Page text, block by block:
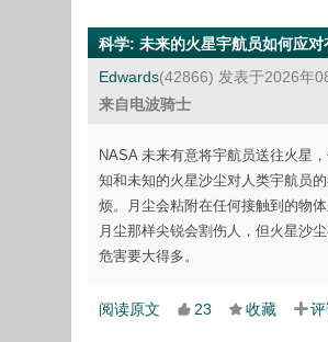
科学: 未来的火星宇航员如何应对
Edwards(42866) 发表于2026年
来自电波骑士
NASA 未来有意将宇航员送往火星
知和未知的火星沙尘对人类宇航员
烦。月尘会粘附在任何接触到的物
月尘那样尖锐会割伤人，但火星沙
危害要大得多。
阅读原文 23 收藏